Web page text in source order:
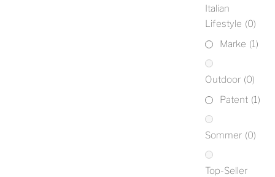
Italian
Lifestyle (0)
Marke (1)
Outdoor (0)
Patent (1)
Sommer (0)
Top-Seller